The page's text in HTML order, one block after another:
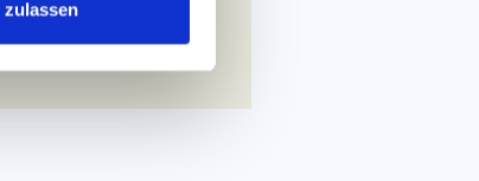
zulassen